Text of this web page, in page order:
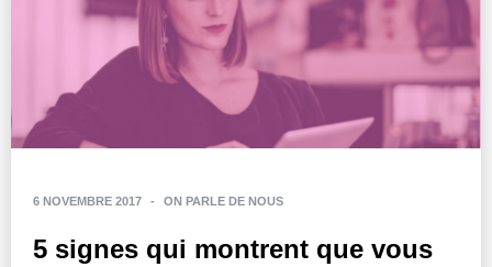
6 NOVEMBRE 2017 - ON PARLE DE NOUS
5 signes qui montrent que vous